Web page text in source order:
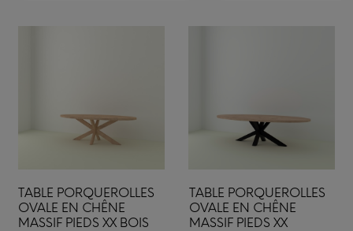
TABLE PORQUEROLLES
OVALE EN CHÊNE
MASSIF PIEDS XX BOIS
TABLE PORQUEROLLES
OVALE EN CHÊNE
MASSIF PIEDS XX